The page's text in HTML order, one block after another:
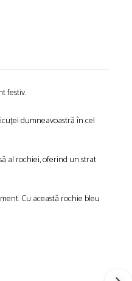
festiv.
dumneavoastră în cel
al rochiei, oferind un strat
Cu această rochie bleu